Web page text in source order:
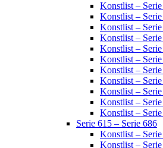
Konstlist –
Konstlist –
Konstlist –
Konstlist – Serie
Konstlist –
Konstlist –
Konstlist –
Konstlist –
Konstlist –
Konstlist –
Konstlist –
Serie 615 – Serie 686
Konstlist –
Konstlist –